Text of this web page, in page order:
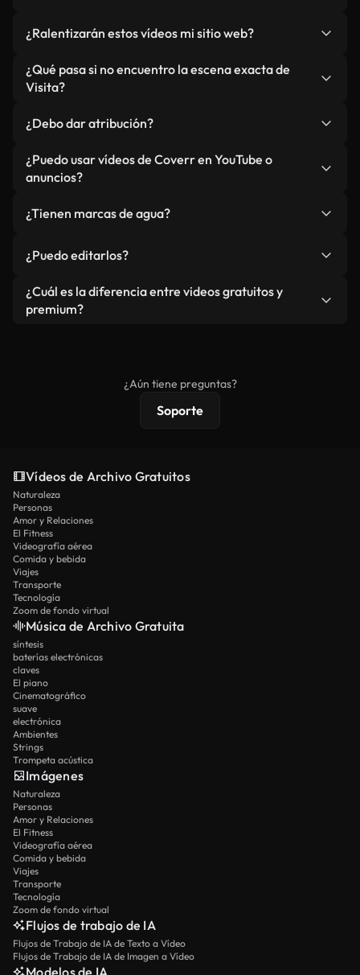
relacionado con Visita y vídeos generados por IA.
Todo está claramente etiquetado.
¿Ralentizarán estos vídeos mi sitio web?
No si selecciona nuestras versiones optimizadas
para web, diseñadas específicamente para uso de
métricas como LCP.
¿Qué pasa si no encuentro la escena exacta de
Visita?
Studio. Describe la escena, como "Visita al
atardecer", y la IA la generará en segundos
conforme a nuestros estándares.
¿Debo dar atribución?
No es necesario. Todos los vídeos en nuestra
biblioteca son royalty-free, aunque siempre se
¿Puedo usar vídeos de Coverr en YouTube o
anuncios?
monetizados y anuncios, siempre que no se
independiente.
¿Tienen marcas de agua?
agua. Obtendrá metraje limpio y listo para usar en
cada descarga.
¿Puedo editarlos?
Sí. Eres libre de recortar o mezclar nuestros
vídeos. Solo asegúrese de que el producto final no
¿Cuál es la diferencia entre videos gratuitos y
premium?
protecciones de licencia extendidas.
¿Aún tiene preguntas?
Soporte
Vídeos de Archivo Gratuitos
Naturaleza
Personas
Amor y Relaciones
El Fitness
Videografía aérea
Comida y bebida
Viajes
Transporte
Tecnología
Zoom de fondo virtual
Música de Archivo Gratuita
síntesis
baterías electrónicas
claves
El piano
Cinematográfico
suave
electrónica
Ambientes
Strings
Trompeta acústica
Imágenes
Naturaleza
Personas
Amor y Relaciones
El Fitness
Videografía aérea
Comida y bebida
Viajes
Transporte
Tecnología
Zoom de fondo virtual
Flujos de trabajo de IA
Flujos de Trabajo de IA de Texto a Vídeo
Flujos de Trabajo de IA de Imagen a Vídeo
Modelos de IA